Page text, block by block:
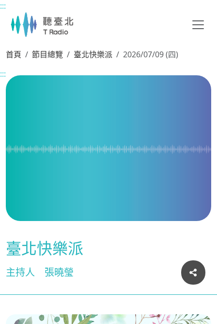
主要內容區塊
:::
首頁 節目總覽 臺北快樂派
2026/07/09 (四)
:::
臺北快樂派
主持人 張曉瑩